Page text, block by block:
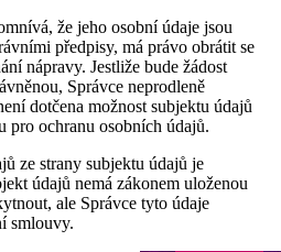
že jeho osobní údaje jsou
předpisy, má právo obrátit se
nápravy. Jestliže bude žádost
Správce neprodleně
dotčena možnost subjektu údajů
pro ochranu osobních údajů.
ze strany subjektu údajů je
údajů nemá zákonem uloženou
ale Správce tyto údaje
smlouvy.